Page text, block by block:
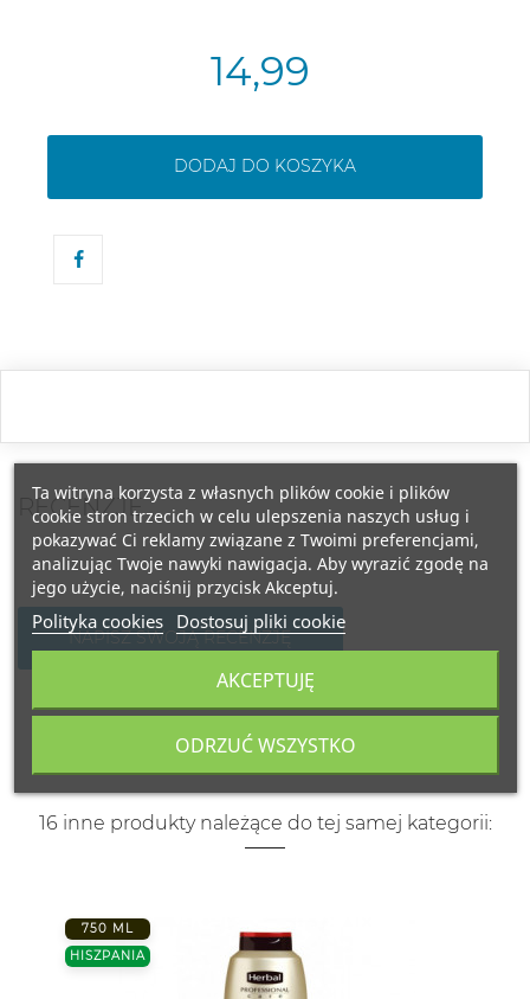
14,99
DODAJ DO KOSZYKA
RECENZJE
NAPISZ SWOJĄ RECENZJĘ
16 inne produkty należące do tej samej kategorii:
750 ML
HISZPANIA
Ta witryna korzysta z własnych plików cookie i plików
cookie stron trzecich w celu ulepszenia naszych usług i
pokazywać Ci reklamy związane z Twoimi preferencjami,
analizując Twoje nawyki nawigacja. Aby wyrazić zgodę na
jego użycie, naciśnij przycisk Akceptuj.
Polityka cookies Dostosuj pliki cookie
ODRZUĆ WSZYSTKO
AKCEPTUJĘ